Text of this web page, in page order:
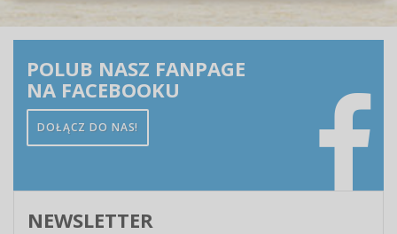
POLUB NASZ FANPAGE
NA FACEBOOKU
DOŁĄCZ DO NAS!
NEWSLETTER